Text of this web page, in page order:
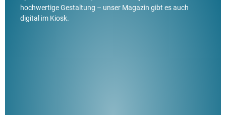
hochwertige Gestaltung – unser Magazin gibt es auch
digital im Kiosk.